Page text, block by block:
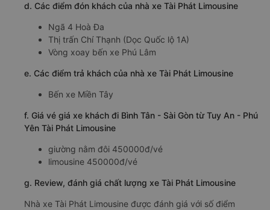
d. Các điểm đón khách của nhà xe Tài Phát Limousine
Ngã 4 Hoà Đa
Thị trấn Chí Thạnh (Dọc Quốc lộ 1A)
Vòng xoay bến xe Phú Lâm
e. Các điểm trả khách của nhà xe Tài Phát Limousine
Bến xe Miền Tây
f. Giá vé giá xe khách đi Bình Tân - Sài Gòn từ Tuy An - Phú
Yên Tài Phát Limousine
giường nằm đôi 450000đ/vé
limousine 450000đ/vé
g. Review, đánh giá chất lượng xe Tài Phát Limousine
Nhà xe Tài Phát Limousine được đánh giá với số điểm